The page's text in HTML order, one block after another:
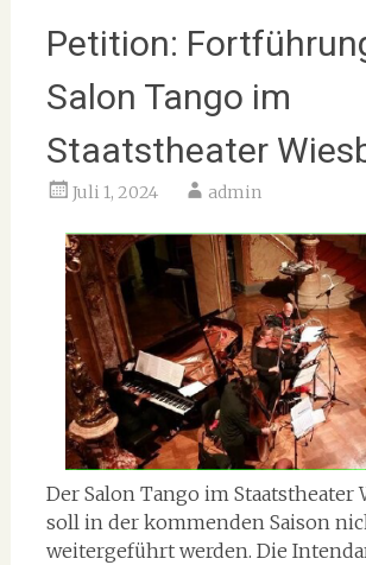
Petition:
Salon Tango im
Staatstheater
Juli 1, 2024 admin
Der Salon Tango im Staatstheater
soll in der kommenden Saison
weitergeführt werden. Die